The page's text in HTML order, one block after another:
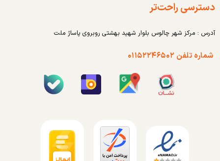
دسترسی راحت‌تر
آدرس : مرکز شهر چالوس بلوار شهید بهشتی روبروی پاساژ ملت
شماره تلفن ۰۱۱۵۲۲۴۶۵۰۲